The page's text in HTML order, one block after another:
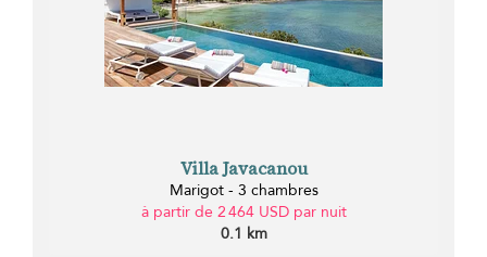
Villa Javacanou
Marigot - 3 chambres
à partir de 2 464 USD par nuit
0.1 km